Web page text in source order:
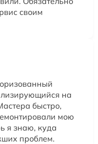
своим
на
быстро,
мою
я знаю, куда
проблем.